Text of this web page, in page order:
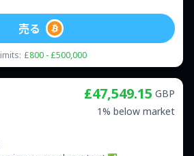
£800 - £500,000
売る
£47,549.15 GBP
1% below market